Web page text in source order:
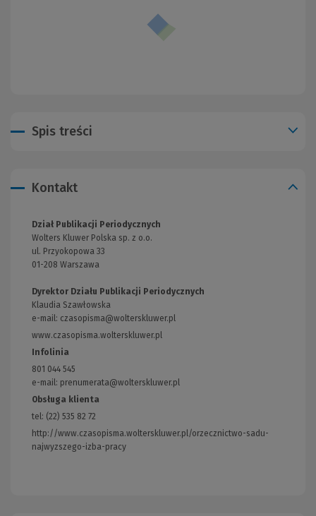
Spis treści
Kontakt
Dział Publikacji Periodycznych
Wolters Kluwer Polska sp. z o.o.
ul. Przyokopowa 33
01-208 Warszawa
Dyrektor Działu Publikacji Periodycznych
Klaudia Szawłowska
e-mail: czasopisma@wolterskluwer.pl
www.czasopisma.wolterskluwer.pl
Infolinia
801 044 545
e-mail: prenumerata@wolterskluwer.pl
Obsługa klienta
tel: (22) 535 82 72
http://www.czasopisma.wolterskluwer.pl/orzecznictwo-sadu-
najwyzszego-izba-pracy